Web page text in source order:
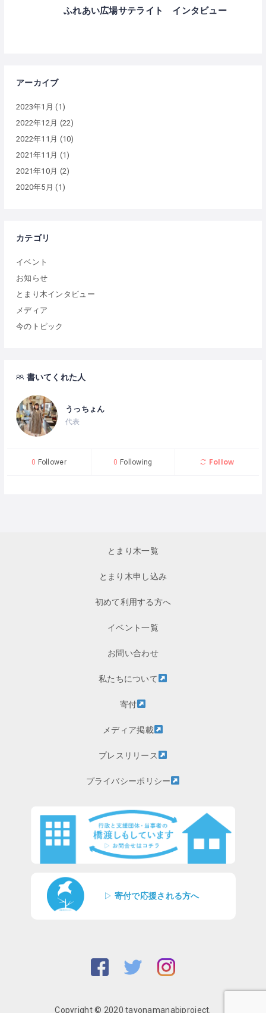
ふれあい広場サテライト インタビュー
アーカイブ
2023年1月 (1)
2022年12月 (22)
2022年11月 (10)
2021年11月 (1)
2021年10月 (2)
2020年5月 (1)
カテゴリ
イベント
お知らせ
とまり木インタビュー
メディア
今のトピック
書いてくれた人
うっちょん
代表
0 Follower 0 Following Follow
とまり木一覧
とまり木申し込み
初めて利用する方へ
イベント一覧
お問い合わせ
私たちについて
寄付
メディア掲載
プレスリリース
プライバシーポリシー
▷ 寄付で応援される方へ
Copyright © 2020 tayonamanabiproject.